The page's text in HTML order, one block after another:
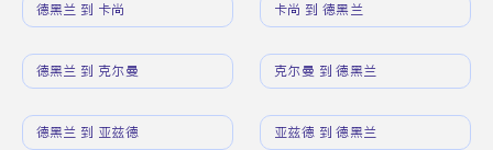
德黑兰 到 卡尚 卡尚 到 德黑兰
德黑兰 到 克尔曼 克尔曼 到 德黑兰
德黑兰 到 亚兹德 亚兹德 到 德黑兰